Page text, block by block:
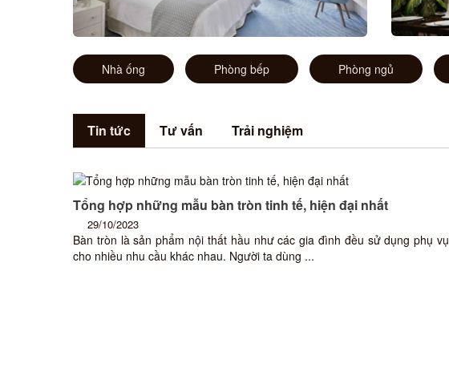
Nhà ống Phòng bếp Phòng ngủ
Tin tức Tư vấn Trải nghiệm
Tổng hợp những mẫu bàn tròn tinh tế, hiện đại nhất
29/10/2023
Bàn tròn là sản phẩm nội thất hầu như các gia đình đều sử dụng phụ vụ
cho nhiều nhu cầu khác nhau. Người ta dùng ...